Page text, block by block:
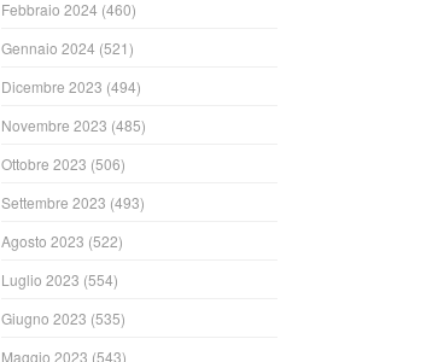
Febbraio 2024 (460)
Gennaio 2024 (521)
Dicembre 2023 (494)
Novembre 2023 (485)
Ottobre 2023 (506)
Settembre 2023 (493)
Agosto 2023 (522)
Luglio 2023 (554)
Giugno 2023 (535)
Maggio 2023 (543)